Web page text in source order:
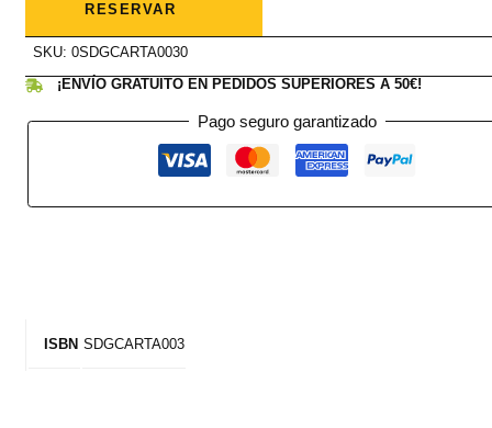
NAVIDADES
2022
RESERVAR
SKU: 0SDGCARTA0030
¡ENVÍO GRATUITO EN PEDIDOS SUPERIORES A 50€!
Pago seguro garantizado
ISBN SDGCARTA003